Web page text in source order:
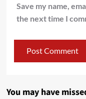
Save my name,
the next time I
You may have